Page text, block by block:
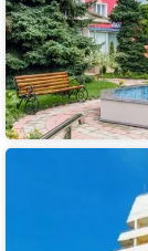
Санаторий